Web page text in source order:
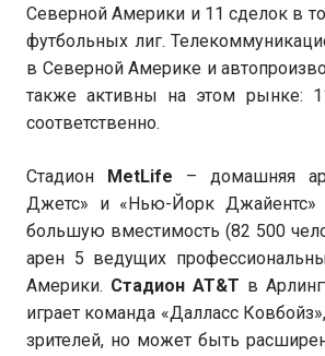
Северной Америки и 11 сделок в
футбольных лиг.
в Северной Америке и
также активны на этом рынке:
соответственно.
Стадион MetLife – домашняя
Джетс» и «Нью-Йорк
большую вместимость (82 500
арен 5 ведущих
Америки. Стадион AT&T в
играет команда «Далласс
зрителей, но может быть